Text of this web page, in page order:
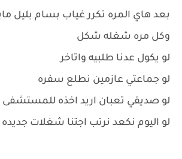
بعد هاي المره تكرر غياب بسام بليل
وكل مره شغله شكل
لو يكول عدنا طلبيه واتاخر
لو جماعتي عازمين نطلع سفره
لو صديقي تعبان اريد اخذه للمستشفى
لو اليوم نكعد نرتب اجتنا شغلات جديده